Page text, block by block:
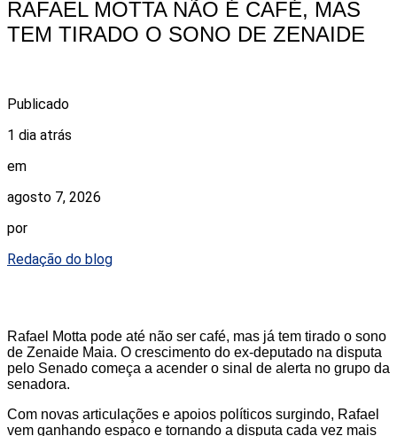
RAFAEL MOTTA NÃO É CAFÉ, MAS
TEM TIRADO O SONO DE ZENAIDE
Publicado
1 dia atrás
em
agosto 7, 2026
por
Redação do blog
Rafael Motta pode até não ser café, mas já tem tirado o sono
de Zenaide Maia. O crescimento do ex-deputado na disputa
pelo Senado começa a acender o sinal de alerta no grupo da
senadora.
Com novas articulações e apoios políticos surgindo, Rafael
vem ganhando espaço e tornando a disputa cada vez mais